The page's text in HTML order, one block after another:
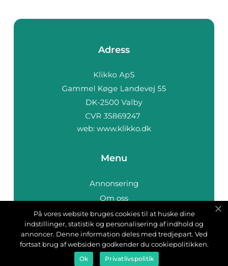
Adress
web: www.klikko.dk
Menu
Annonsering
Om oss
Cookies
Kontakta oss
Sitemap
På vores website bruges cookies til at huske dine
indstillinger, statistik og personalisering af indhold og
annoncer. Denne information deles med tredjepart. Ved
fortsat brug af websiden godkender du cookiepolitikken.
Ok Privatlivspolitik